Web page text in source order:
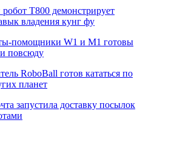
Т800 демонстрирует
владения кунг фу
помощники W1 и M1 готовы
повсюду
RoboBall готов кататься по
планет
запустила доставку посылок